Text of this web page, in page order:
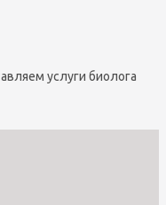
услуги биолога